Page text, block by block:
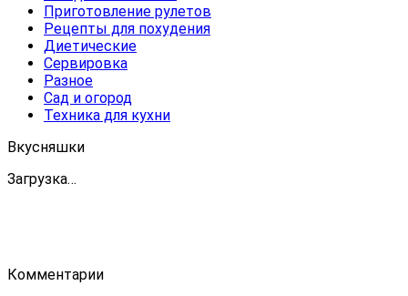
Приготовление рулетов
Рецепты для похудения
Диетические
Сервировка
Разное
Сад и огород
Техника для кухни
Вкусняшки
Загрузка…
Комментарии